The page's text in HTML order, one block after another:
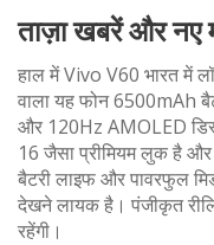
ताज़ा खबरें और नए
हाल में Vivo V60 भारत में
वाला यह फोन 6500mAh
और 120Hz AMOLED
16 जैसा प्रीमियम लुक है
बैटरी लाइफ और पावरफुल
देखने लायक है। पंजीकृत
रहेंगी।